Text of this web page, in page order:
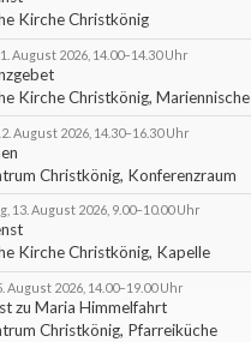
Kirche Christkönig
August 2026, 14.00–14.30 Uhr
Kirche Christkönig, Mariennische
August 2026, 14.30–16.30 Uhr
Christkönig, Konferenzraum
13. August 2026, 9.00–10.00 Uhr
Kirche Christkönig, Kapelle
August 2026, 14.00–19.00 Uhr
zu Maria Himmelfahrt
Christkönig, Pfarreiküche